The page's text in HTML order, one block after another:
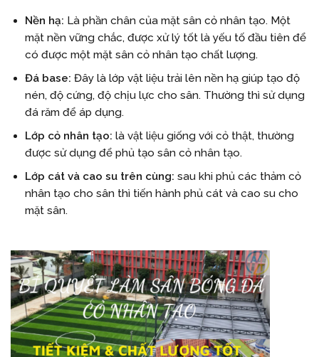
Nền hạ: Là phần chân của mặt sân cỏ nhân tạo. Một
mặt nền vững chắc, được xử lý tốt là yếu tố đầu tiên để
có được một mặt sân cỏ nhân tạo chất lượng.
Đá base: Đây là lớp vật liệu trải lên nền hạ giúp tạo độ
nén, độ cứng, độ chịu lực cho sân. Thường thì sử dụng
đá răm để áp dụng.
Lớp cỏ nhân tạo: là vật liệu giống với cỏ thật, thường
được sử dụng để phủ tạo sân cỏ nhân tạo.
Lớp cát và cao su trên cùng: sau khi phủ các thảm cỏ
nhân tạo cho sân thì tiến hành phủ cát và cao su cho
mặt sân.